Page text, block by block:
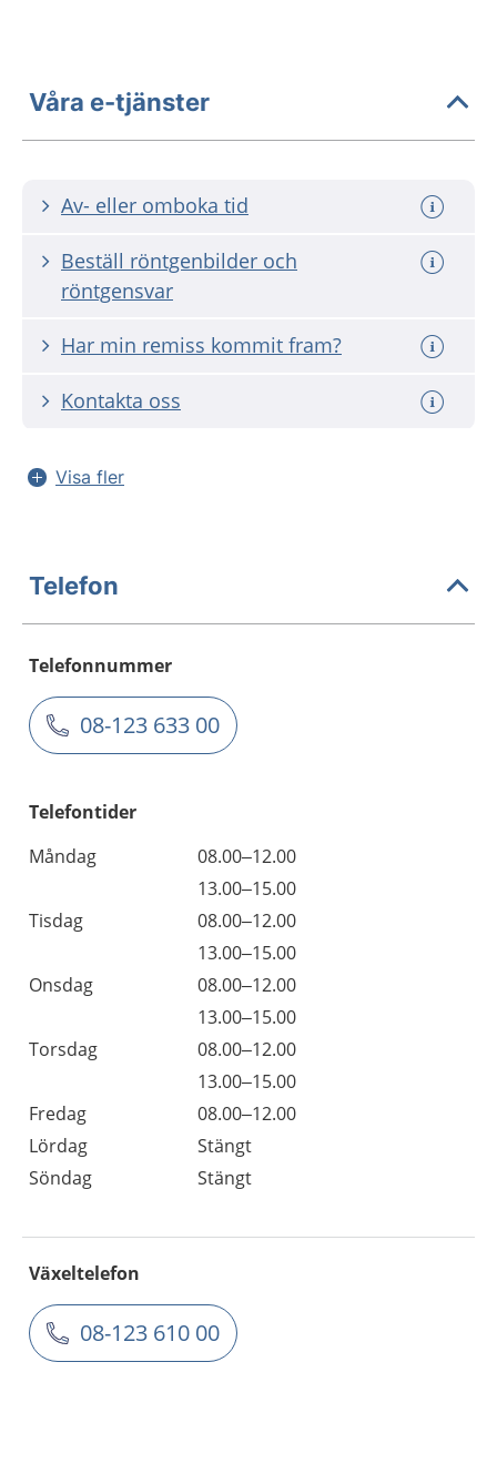
Våra e-tjänster
Av- eller omboka tid
Beställ röntgenbilder och
röntgensvar
Har min remiss kommit fram?
Kontakta oss
Visa fler
Telefon
Telefonnummer
08-123 633 00
Telefontider
Måndag
08.00–12.00
13.00–15.00
Tisdag
08.00–12.00
13.00–15.00
Onsdag
08.00–12.00
13.00–15.00
Torsdag
08.00–12.00
13.00–15.00
Fredag
08.00–12.00
Lördag
Stängt
Söndag
Stängt
Växeltelefon
08-123 610 00